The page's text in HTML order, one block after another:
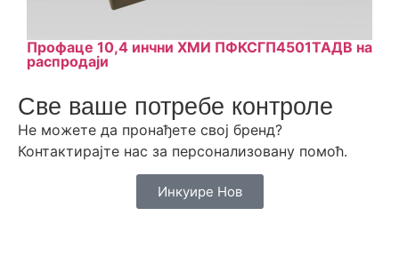
Профаце 10,4 инчни ХМИ ПФКСГП4501ТАДВ на
распродаји
Све ваше потребе контроле
Не можете да пронађете свој бренд?
Контактирајте нас за персонализовану помоћ.
Инкуире Нов